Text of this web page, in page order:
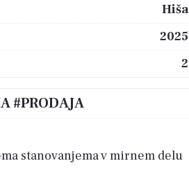
Hiša
2025
2
#PRODAJA
stanovanjema v mirnem delu